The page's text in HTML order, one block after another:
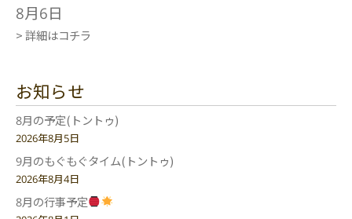
8月6日
> 詳細はコチラ
お知らせ
8月の予定(トントゥ)
2026年8月5日
9月のもぐもぐタイム(トントゥ)
2026年8月4日
8月の行事予定